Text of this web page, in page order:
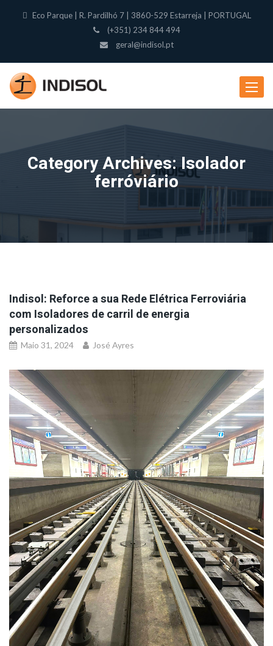
Eco Parque | R. Pardilhó 7 | 3860-529 Estarreja | PORTUGAL
(+351) 234 844 494
geral@indisol.pt
Toggle
Category Archives: Isolador
ferróviário
Indisol: Reforce a sua Rede Elétrica Ferroviária
com Isoladores de carril de energia
personalizados
Maio 31, 2024 José Ayres